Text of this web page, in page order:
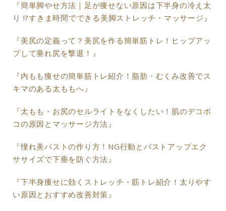
『簡単脚やせ方法｜足が痩せない原因は下半身の冷え太
り !?すきま時間でできる美脚ストレッチ・マッサージ』
『美尻の定義って？美尻を作る簡単筋トレ！ヒップアッ
プして垂れ尻を撃退！』
『内もも痩せの簡単筋トレ紹介！脂肪・むくみ改善でス
キマのある太ももへ』
『太もも・お尻のセルライトをなくしたい！肌のデコボ
コの原因とマッサージ方法』
『憧れ美バストの作り方！NG行動とバストアップエク
ササイズで下垂を防ぐ方法』
『下半身痩せに効くストレッチ・筋トレ紹介！太りやす
い原因とおすすめ改善対策』